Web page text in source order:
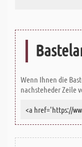
Wenn Ihnen die
nachsteheder Zeile